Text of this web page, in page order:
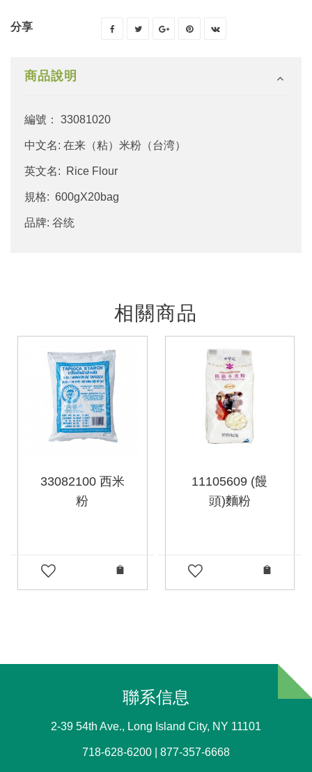
分享
商品說明
編號： 33081020
中文名: 在来（粘）米粉（台湾）
英文名: Rice Flour
規格: 600gX20bag
品牌: 谷统
相關商品
33082100 西米
粉
11105609 (饅
頭)麵粉
聯系信息
2-39 54th Ave., Long Island City, NY 11101
718-628-6200 | 877-357-6668